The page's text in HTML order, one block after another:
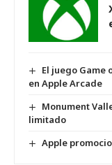
El juego Game
en Apple Arcade
Monument
limitado
Apple